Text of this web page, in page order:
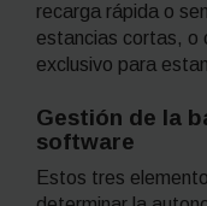
recarga rápida o
estancias cortas, o
exclusivo para
Gestión de la
software
Estos tres